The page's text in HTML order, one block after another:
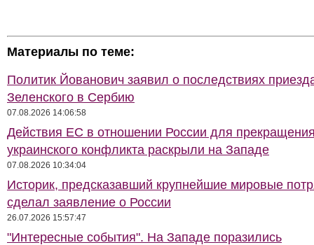
Материалы по теме:
Политик Йованович заявил о последствиях
Зеленского в Сербию
07.08.2026 14:06:58
Действия ЕС в отношении России для
украинского конфликта раскрыли на Западе
07.08.2026 10:34:04
Историк, предсказавший крупнейшие мировые
сделал заявление о России
26.07.2026 15:57:47
"Интересные события". На Западе поразились